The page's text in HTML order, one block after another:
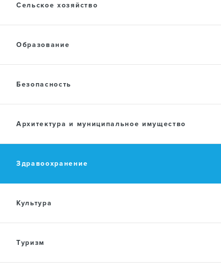
ПРЕСС-ЦЕНТР
ДОКУМЕНТЫ
Сельское хозяйство
Образование
Безопасность
Архитектура и муниципальное имущество
Здравоохранение
Культура
Туризм